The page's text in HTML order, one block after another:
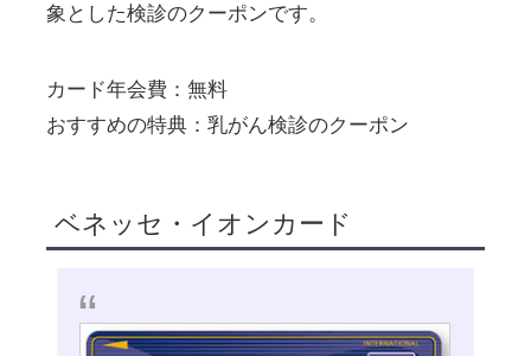
象とした検診のクーポンです。
カード年会費：無料
おすすめの特典：乳がん検診のクーポン
ベネッセ・イオンカード